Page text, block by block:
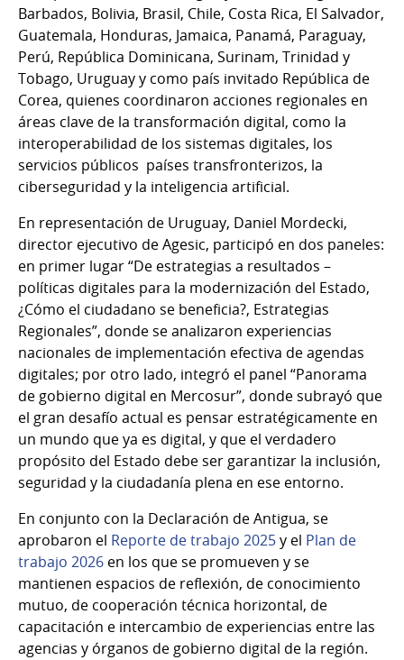
Barbados, Bolivia, Brasil, Chile, Costa Rica, El Salvador,
Guatemala, Honduras, Jamaica, Panamá, Paraguay,
Perú, República Dominicana, Surinam, Trinidad y
Tobago, Uruguay y como país invitado República de
Corea, quienes coordinaron acciones regionales en
áreas clave de la transformación digital, como la
interoperabilidad de los sistemas digitales, los
servicios públicos países transfronterizos, la
ciberseguridad y la inteligencia artificial.
En representación de Uruguay, Daniel Mordecki,
director ejecutivo de Agesic, participó en dos paneles:
en primer lugar “De estrategias a resultados –
políticas digitales para la modernización del Estado,
¿Cómo el ciudadano se beneficia?, Estrategias
Regionales”, donde se analizaron experiencias
nacionales de implementación efectiva de agendas
digitales; por otro lado, integró el panel “Panorama
de gobierno digital en Mercosur”, donde subrayó que
el gran desafío actual es pensar estratégicamente en
un mundo que ya es digital, y que el verdadero
propósito del Estado debe ser garantizar la inclusión,
seguridad y la ciudadanía plena en ese entorno.
En conjunto con la Declaración de Antigua, se
aprobaron el Reporte de trabajo 2025y el Plan de
trabajo 2026 en los que se promueven y se
mantienen espacios de reflexión, de conocimiento
mutuo, de cooperación técnica horizontal, de
capacitación e intercambio de experiencias entre las
agencias y órganos de gobierno digital de la región.